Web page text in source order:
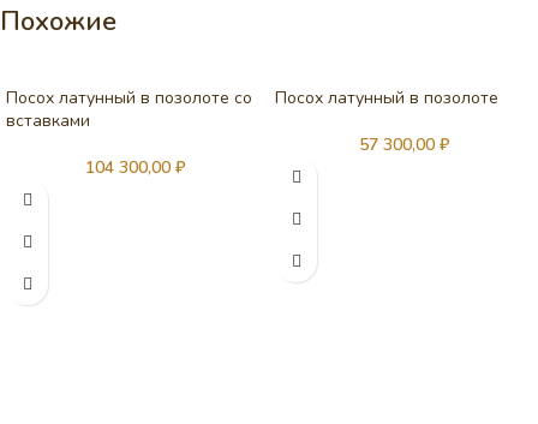
Похожие
Посох латунный в позолоте со
вставками
104 300,00 ₽
Посох латунный в позолоте
57 300,00 ₽